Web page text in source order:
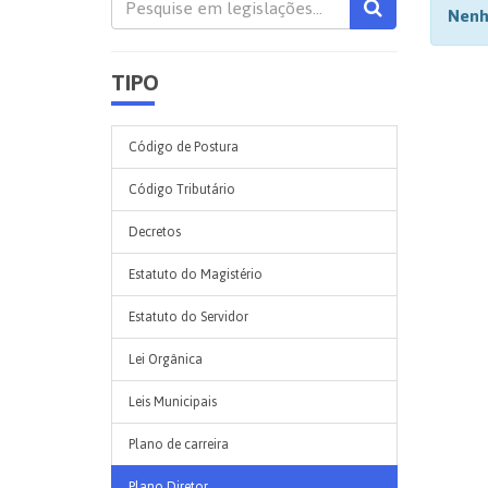
TIPO
Código de Postura
Código Tributário
Decretos
Estatuto do Magistério
Estatuto do Servidor
Lei Orgânica
Leis Municipais
Plano de carreira